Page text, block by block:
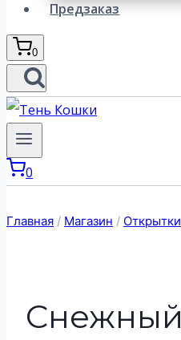
Предзаказ
0
0
Главная / Магазин / Открытки